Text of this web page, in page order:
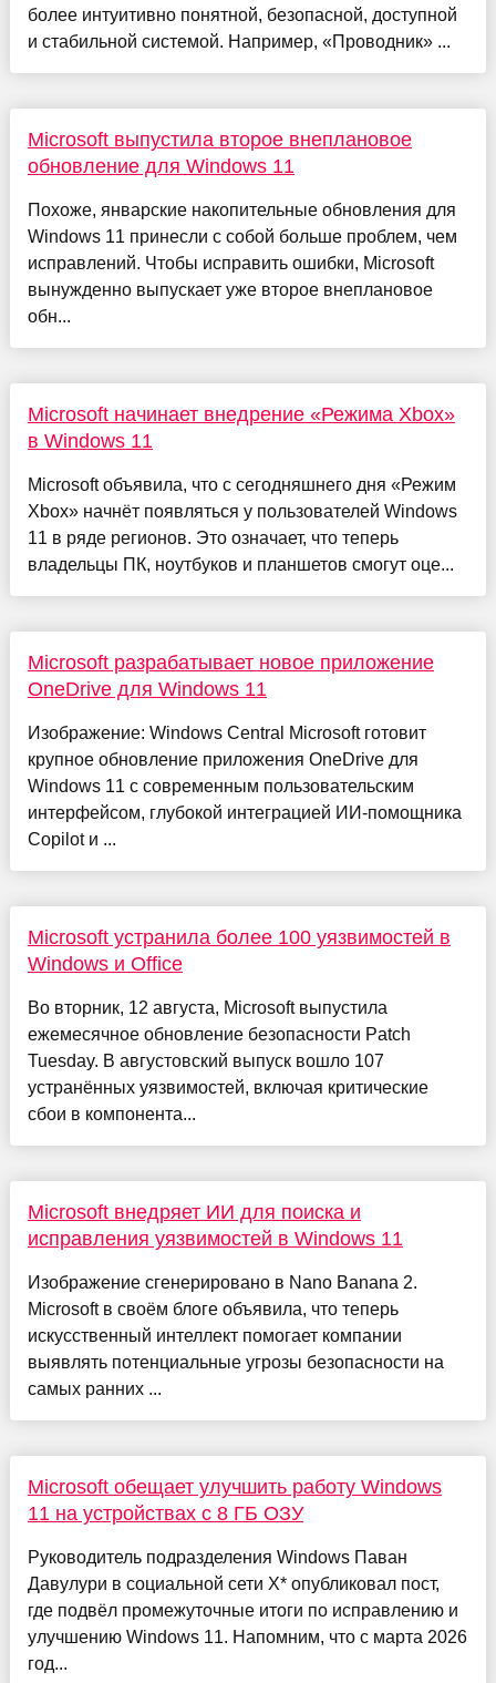
более интуитивно понятной, безопасной, доступной
и стабильной системой. Например, «Проводник» ...
Microsoft выпустила второе внеплановое
обновление для Windows 11
Похоже, январские накопительные обновления для
Windows 11 принесли с собой больше проблем, чем
исправлений. Чтобы исправить ошибки, Microsoft
вынужденно выпускает уже второе внеплановое
обн...
Microsoft начинает внедрение «Режима Xbox»
в Windows 11
Microsoft объявила, что с сегодняшнего дня «Режим
Xbox» начнёт появляться у пользователей Windows
11 в ряде регионов. Это означает, что теперь
владельцы ПК, ноутбуков и планшетов смогут оце...
Microsoft разрабатывает новое приложение
OneDrive для Windows 11
Изображение: Windows Central Microsoft готовит
крупное обновление приложения OneDrive для
Windows 11 с современным пользовательским
интерфейсом, глубокой интеграцией ИИ-помощника
Copilot и ...
Microsoft устранила более 100 уязвимостей в
Windows и Office
Во вторник, 12 августа, Microsoft выпустила
ежемесячное обновление безопасности Patch
Tuesday. В августовский выпуск вошло 107
устранённых уязвимостей, включая критические
сбои в компонента...
Microsoft внедряет ИИ для поиска и
исправления уязвимостей в Windows 11
Изображение сгенерировано в Nano Banana 2.
Microsoft в своём блоге объявила, что теперь
искусственный интеллект помогает компании
выявлять потенциальные угрозы безопасности на
самых ранних ...
Microsoft обещает улучшить работу Windows
11 на устройствах с 8 ГБ ОЗУ
Руководитель подразделения Windows Паван
Давулури в социальной сети X* опубликовал пост,
где подвёл промежуточные итоги по исправлению и
улучшению Windows 11. Напомним, что с марта 2026
год...